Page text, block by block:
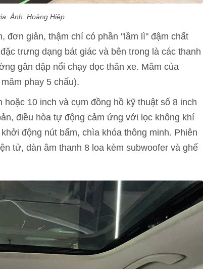
Ảnh: Hoàng Hiệp
đơn giản, thậm chí có phần "lầm lì" đậm chất
trưng dạng bát giác và bên trong là các thanh
gân dập nổi chạy dọc thân xe. Mâm của
phay 5 chấu).
10 inch và cụm đồng hồ kỹ thuật số 8 inch
điều hòa tự động cảm ứng với lọc không khí
động nút bấm, chìa khóa thông minh. Phiên
tử, dàn âm thanh 8 loa kèm subwoofer và ghế